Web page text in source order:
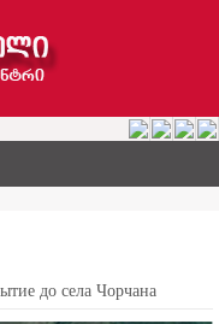
до села Чорчана